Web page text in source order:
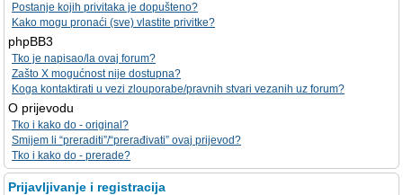
Postanje kojih privitaka je dopušteno?
Kako mogu pronaći (sve) vlastite privitke?
phpBB3
Tko je napisao/la ovaj forum?
Zašto X mogućnost nije dostupna?
Koga kontaktirati u vezi zlouporabe/pravnih stvari vezanih uz forum?
O prijevodu
Tko i kako do - original?
Smijem li “preraditi”/“prerađivati” ovaj prijevod?
Tko i kako do - prerade?
Prijavljivanje i registracija